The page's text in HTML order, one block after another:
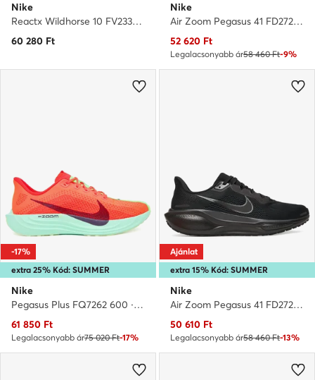
Nike
Reactx Wildhorse 10 FV2338 001 · Futócipő
60 280 Ft
Nike
Air Zoom Pegasus 41 FD2722 013 · Futócipő
Aktuális ár
52 620 Ft
Legalacsonyabb ár58 460 Ft-9%
extra 25% Kód: SUMMER
-17%
Nike
Pegasus Plus FQ7262 600 · Futócipő
Aktuális ár
61 850 Ft
Legalacsonyabb ár75 020 Ft-17%
extra 15% Kód: SUMMER
Ajánlat
Nike
Air Zoom Pegasus 41 FD2722 001 · Futócipő
Aktuális ár
50 610 Ft
Legalacsonyabb ár58 460 Ft-13%